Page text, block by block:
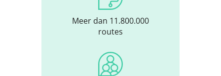
Meer dan 11.800.000
routes